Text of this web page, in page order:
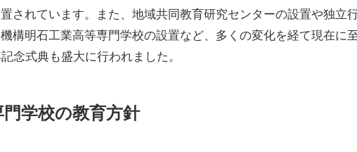
されています。また、地域共同教育研究センターの設置や独立
構明石工業高等専門学校の設置など、多くの変化を経て現在に
念式典も盛大に行われました。
門学校の教育方針